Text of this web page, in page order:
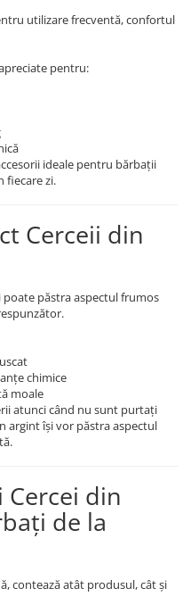
utilizare frecventă, confortul
pentru:
ideale pentru bărbații
fiecare zi.
Cerceii din
păstra aspectul frumos
chimice
moale
atunci când nu sunt purtați
argint își vor păstra aspectul
Cercei din
de la
contează atât produsul, cât și